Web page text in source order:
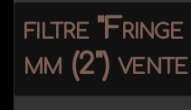
filtre
mm (2") vente